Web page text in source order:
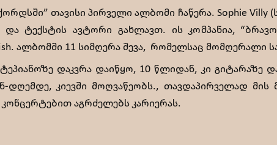
თავისი პირველი ალბომი ჩაწერა. Sophie
და ტექსტის ავტორი გახლავთ. ის კომპანია,
ალბომში 11 სიმღერა შევა, რომელსაც მომღერალი
დაკვრა დაიწყო, 10 წლიდან, კი გიტარაზე
კიევში მოღვაწეობს., თავდაპირველად მის
აგრძელებს კარიერას.